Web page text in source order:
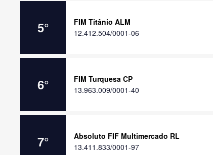
5°
FIM Titânio ALM
12.412.504/0001-06
6°
FIM Turquesa CP
13.963.009/0001-40
7°
Absoluto FIF Multimercado RL
13.411.833/0001-97